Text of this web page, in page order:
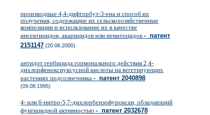
производные 4,4-дифторбут-3-ена и способ их
получения, содержащие их сельскохозяйственные
композиции и использование их в качестве
инсектицидов, акарицидов или нематоцидов - патент
2151147 (20.06.2000)
антидот гербицида гормонального действия 2,4-
дихлорфеноксиуксусной кислоты на вегетирующих
растениях подсолнечника - патент 2040898
(09.08.1995)
4- или 6-нитро-5,7-дихлорбензофуроксан, обладающий
фунгицидной активностью - патент 2032678